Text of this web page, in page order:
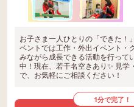
お子さま一人ひとりの「できた！
ベントでは工作・外出イベント・
みながら成長できる活動を行って
中！現在、若干名空きあり✨ 見
で、お気軽にご相談ください！
1分で完了！